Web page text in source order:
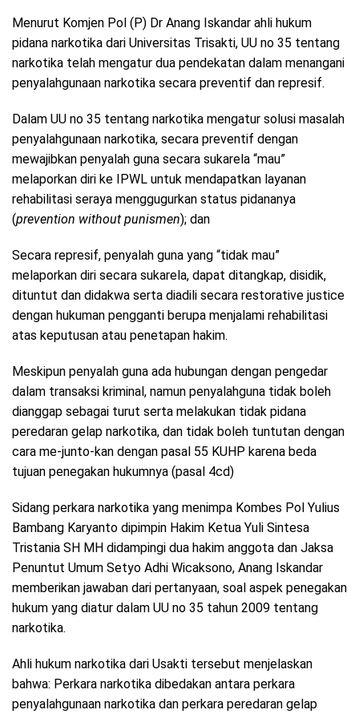
Menurut Komjen Pol (P) Dr Anang Iskandar ahli hukum
pidana narkotika dari Universitas Trisakti, UU no 35 tentang
narkotika telah mengatur dua pendekatan dalam menangani
penyalahgunaan narkotika secara preventif dan represif.
Dalam UU no 35 tentang narkotika mengatur solusi masalah
penyalahgunaan narkotika, secara preventif dengan
mewajibkan penyalah guna secara sukarela “mau”
melaporkan diri ke IPWL untuk mendapatkan layanan
rehabilitasi seraya menggugurkan status pidananya
(prevention without punismen); dan
Secara represif, penyalah guna yang “tidak mau”
melaporkan diri secara sukarela, dapat ditangkap, disidik,
dituntut dan didakwa serta diadili secara restorative justice
dengan hukuman pengganti berupa menjalami rehabilitasi
atas keputusan atau penetapan hakim.
Meskipun penyalah guna ada hubungan dengan pengedar
dalam transaksi kriminal, namun penyalahguna tidak boleh
dianggap sebagai turut serta melakukan tidak pidana
peredaran gelap narkotika, dan tidak boleh tuntutan dengan
cara me-junto-kan dengan pasal 55 KUHP karena beda
tujuan penegakan hukumnya (pasal 4cd)
Sidang perkara narkotika yang menimpa Kombes Pol Yulius
Bambang Karyanto dipimpin Hakim Ketua Yuli Sintesa
Tristania SH MH didampingi dua hakim anggota dan Jaksa
Penuntut Umum Setyo Adhi Wicaksono, Anang Iskandar
memberikan jawaban dari pertanyaan, soal aspek penegakan
hukum yang diatur dalam UU no 35 tahun 2009 tentang
narkotika.
Ahli hukum narkotika dari Usakti tersebut menjelaskan
bahwa: Perkara narkotika dibedakan antara perkara
penyalahgunaan narkotika dan perkara peredaran gelap